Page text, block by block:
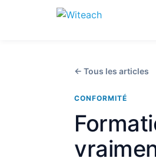
← Tous les articles
CONFORMITÉ